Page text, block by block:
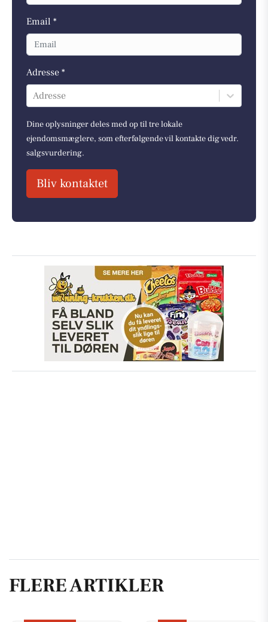
Email *
Adresse *
Adresse
Dine oplysninger deles med op til tre lokale
ejendomsmæglere, som efterfølgende vil kontakte dig vedr.
salgsvurdering.
Bliv kontaktet
FLERE ARTIKLER